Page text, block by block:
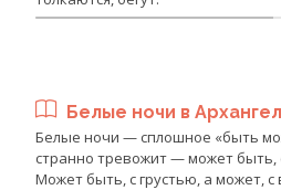
Белые ночи в
Белые ночи — сплошное «быть
странно тревожит — может быть,
Может быть, с грустью, а может, с